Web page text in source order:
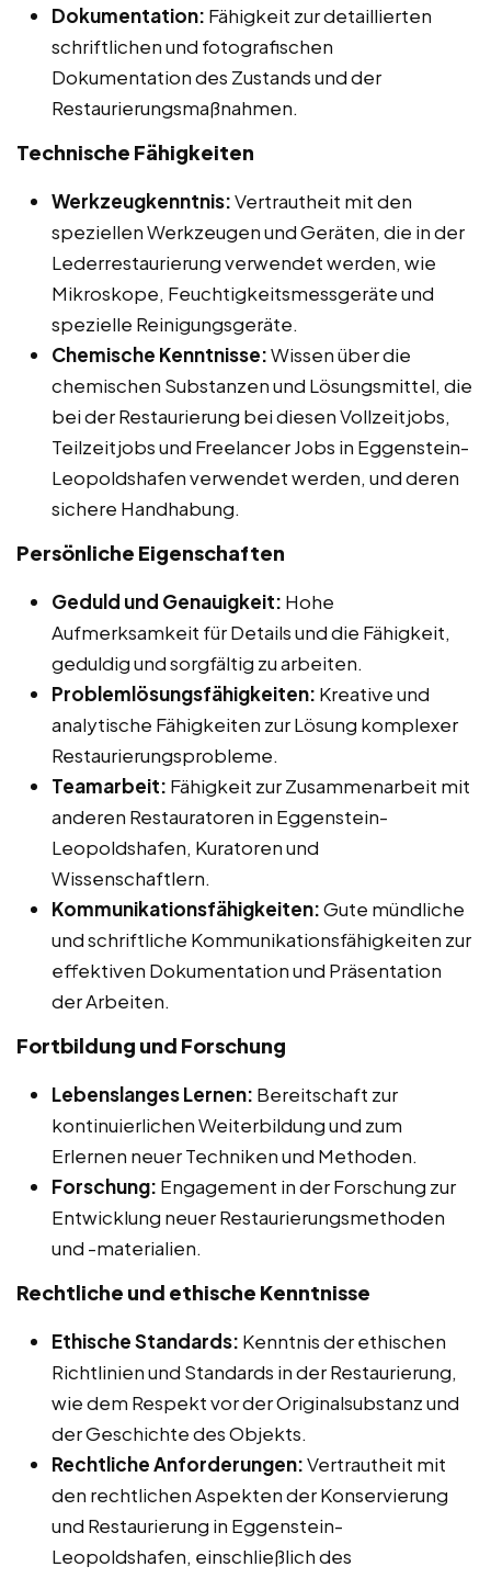
Dokumentation: Fähigkeit zur detaillierten
schriftlichen und fotografischen
Dokumentation des Zustands und der
Restaurierungsmaßnahmen.
Technische Fähigkeiten
Werkzeugkenntnis:Vertrautheit mit den
speziellen Werkzeugen und Geräten, die in der
Lederrestaurierung verwendet werden, wie
Mikroskope, Feuchtigkeitsmessgeräte und
spezielle Reinigungsgeräte.
Chemische Kenntnisse:Wissen über die
chemischen Substanzen und Lösungsmittel, die
bei der Restaurierung bei diesen Vollzeitjobs,
Teilzeitjobs und Freelancer Jobs in Eggenstein-
Leopoldshafen verwendet werden, und deren
sichere Handhabung.
Persönliche Eigenschaften
Geduld und Genauigkeit: Hohe
Aufmerksamkeit für Details und die Fähigkeit,
geduldig und sorgfältig zu arbeiten.
Problemlösungsfähigkeiten: Kreative und
analytische Fähigkeiten zur Lösung komplexer
Restaurierungsprobleme.
Teamarbeit: Fähigkeit zur Zusammenarbeit mit
anderen Restauratoren in Eggenstein-
Leopoldshafen, Kuratoren und
Wissenschaftlern.
Kommunikationsfähigkeiten:Gute mündliche
und schriftliche Kommunikationsfähigkeiten zur
effektiven Dokumentation und Präsentation
der Arbeiten.
Fortbildung und Forschung
Lebenslanges Lernen: Bereitschaft zur
kontinuierlichen Weiterbildung und zum
Erlernen neuer Techniken und Methoden.
Forschung: Engagement in der Forschung zur
Entwicklung neuer Restaurierungsmethoden
und -materialien.
Rechtliche und ethische Kenntnisse
Ethische Standards: Kenntnis der ethischen
Richtlinien und Standards in der Restaurierung,
wie dem Respekt vor der Originalsubstanz und
der Geschichte des Objekts.
Rechtliche Anforderungen:Vertrautheit mit
den rechtlichen Aspekten der Konservierung
und Restaurierung in Eggenstein-
Leopoldshafen, einschließlich des